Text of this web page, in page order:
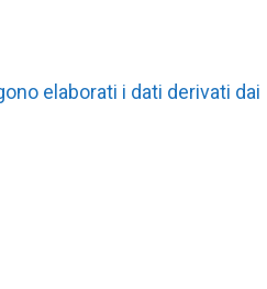
elaborati i dati derivati dai